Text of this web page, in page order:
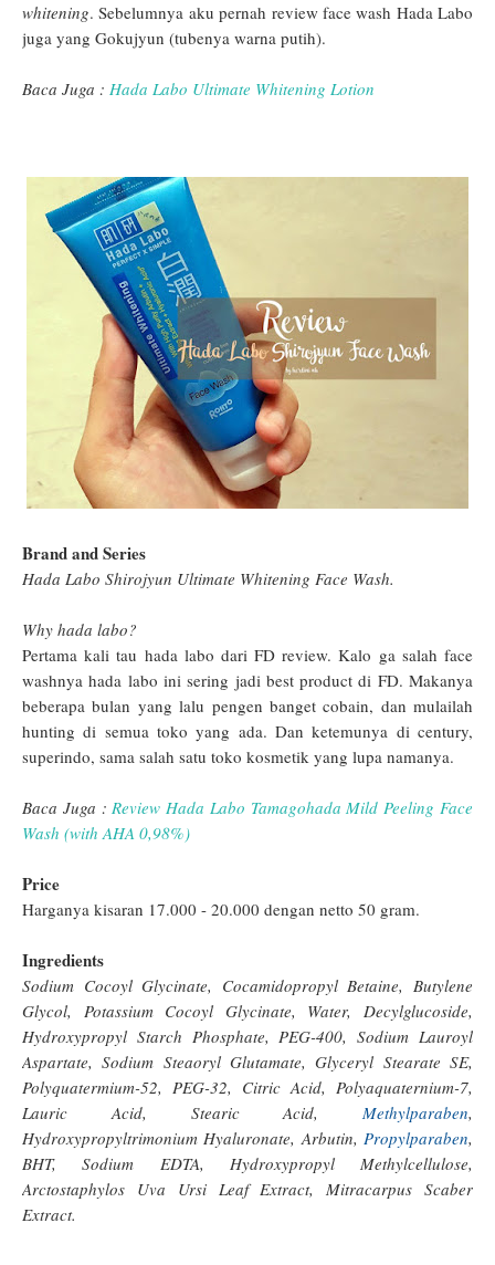
whitening. Sebelumnya aku pernah review face wash Hada Labo
juga yang Gokujyun (tubenya warna putih).
Baca Juga : Hada Labo Ultimate Whitening Lotion
Brand and Series
Hada Labo Shirojyun Ultimate Whitening Face Wash.
Why hada labo?
Pertama kali tau hada labo dari FD review. Kalo ga salah face
washnya hada labo ini sering jadi best product di FD. Makanya
beberapa bulan yang lalu pengen banget cobain, dan mulailah
hunting di semua toko yang ada. Dan ketemunya di century,
superindo, sama salah satu toko kosmetik yang lupa namanya.
Baca Juga :Review Hada Labo Tamagohada Mild Peeling Face
Wash (with AHA 0,98%)
Price
Harganya kisaran 17.000 - 20.000 dengan netto 50 gram.
Ingredients
Sodium Cocoyl Glycinate, Cocamidopropyl Betaine, Butylene
Glycol, Potassium Cocoyl Glycinate, Water, Decylglucoside,
Hydroxypropyl Starch Phosphate, PEG-400, Sodium Lauroyl
Aspartate, Sodium Steaoryl Glutamate, Glyceryl Stearate SE,
Polyquatermium-52, PEG-32, Citric Acid, Polyaquaternium-7,
Lauric Acid, Stearic Acid, Methylparaben,
Hydroxypropyltrimonium Hyaluronate, Arbutin, Propylparaben,
BHT, Sodium EDTA, Hydroxypropyl Methylcellulose,
Arctostaphylos Uva Ursi Leaf Extract, Mitracarpus Scaber
Extract.